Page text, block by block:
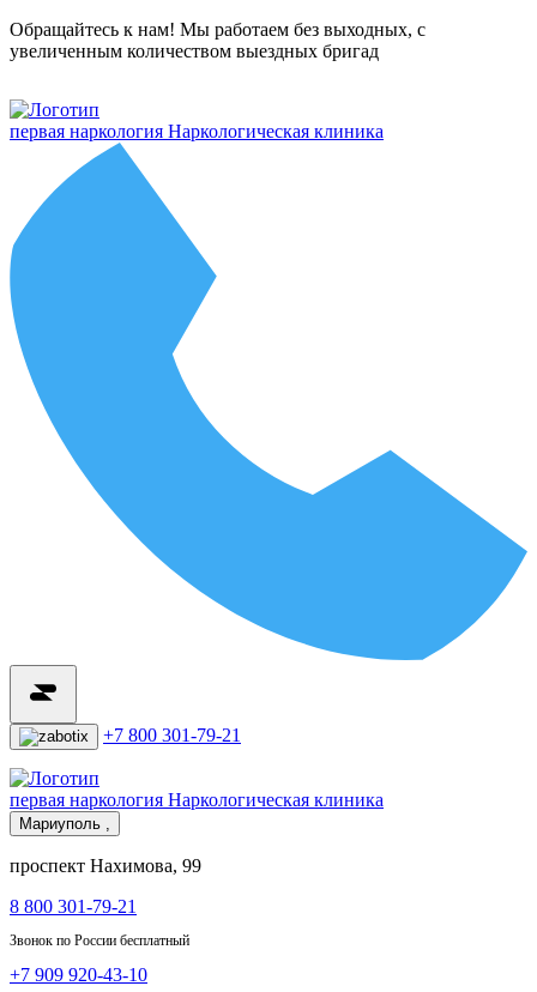
Обращайтесь к нам! Мы работаем без выходных, с
увеличенным количеством выездных бригад
первая наркология Наркологическая клиника
+7 800 301-79-21
первая наркология Наркологическая клиника
Мариуполь ,
проспект Нахимова, 99
8 800 301-79-21
Звонок по России бесплатный
+7 909 920-43-10